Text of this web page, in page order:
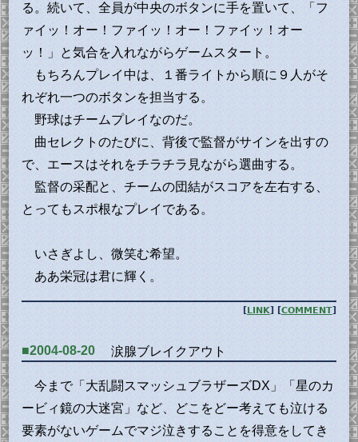
る。続いて、全員が中央のボタンに手を置いて、「フ
ァイッ！オー！ファイッ！オー！ファイッ！オー
ッ！」と気合を入れながらゲームスタート。
もちろんプレイ中は、１番ライトから順に９人がそ
れぞれ一つのボタンを担当する。
野球はチームプレイなのだ。
曲セレクトのたびに、背後で監督がサインを出すの
で、エースはそれをチラチラ見ながら選曲する。
監督の采配と、チームの団結がスコアを左右する、
とってもスポ根なプレイである。
いさぎよし、微笑む希望。
ああ栄冠は君に輝く。
[LINK] [COMMENT]
■2004-08-20 涙腺ブレイクアウト
今まで「大乱闘スマッシュブラザーズDX」「星のカ
ービィ鏡の大迷宮」など、どこをどー考えても泣ける
要素がないゲームでマジ泣きすることを得意をしてき